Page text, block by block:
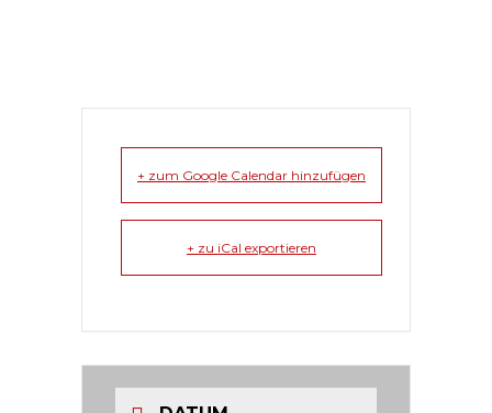
+ zum Google Calendar hinzufügen
+ zu iCal exportieren